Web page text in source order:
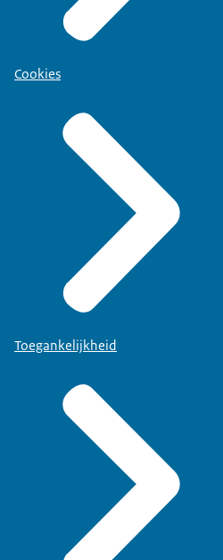
Cookies
Toegankelijkheid